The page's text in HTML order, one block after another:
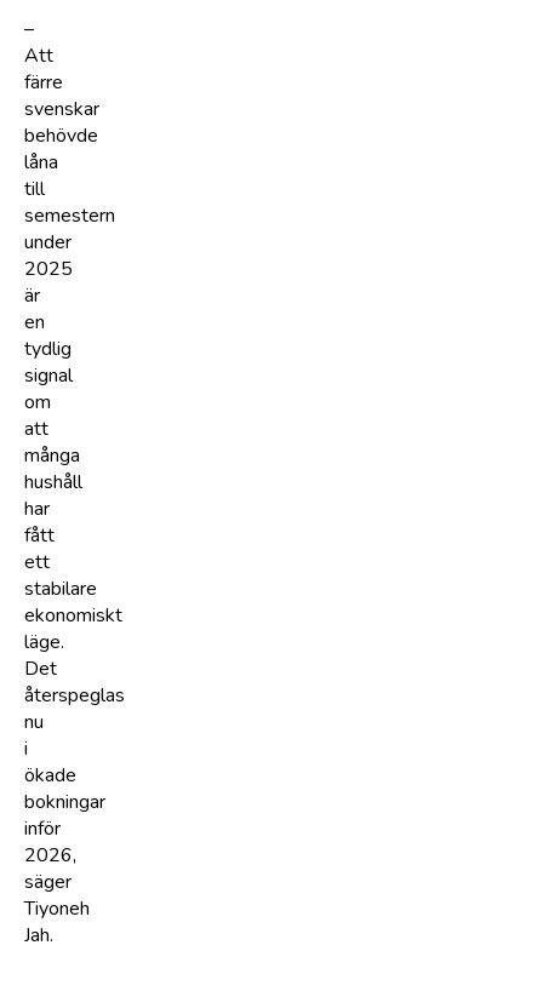
–
Att
färre
svenskar
behövde
låna
till
semestern
under
2025
är
en
tydlig
signal
om
att
många
hushåll
har
fått
ett
stabilare
ekonomiskt
läge.
Det
återspeglas
nu
i
ökade
bokningar
inför
2026,
säger
Tiyoneh
Jah.